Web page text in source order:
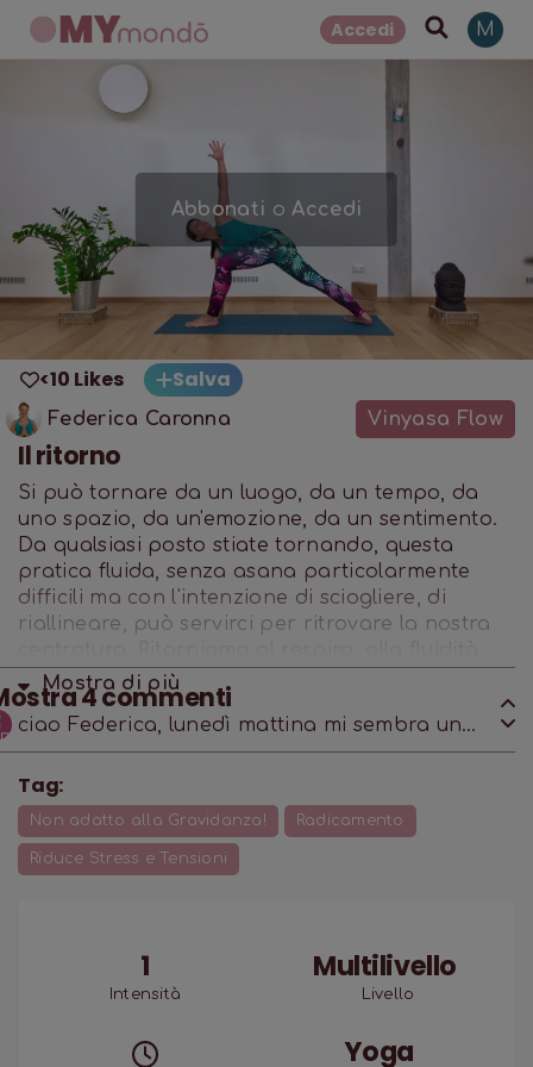
Accedi M
Abbonati oAccedi
<10 Likes Salva
Federica Caronna Vinyasa Flow
Il ritorno
Si può tornare da un luogo, da un tempo, da
uno spazio, da un'emozione, da un sentimento.
Da qualsiasi posto stiate tornando, questa
pratica fluida, senza asana particolarmente
difficili ma con l'intenzione di sciogliere, di
riallineare, può servirci per ritrovare la nostra
ad essere presenti a noi stessi: cosa c'è di
meglio?
Mostra di più
4commenti
ciao Federica, lunedì mattina mi sembra un
buon momento per fare questa pratica!
grazie!
Tag:
Non adatto alla Gravidanza! Radicamento
Riduce Stress e Tensioni
1
Intensità
Multilivello
Livello
Yoga